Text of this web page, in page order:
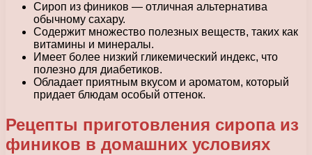
Сироп из фиников — отличная альтернатива
обычному сахару.
Содержит множество полезных веществ, таких как
витамины и минералы.
Имеет более низкий гликемический индекс, что
полезно для диабетиков.
Обладает приятным вкусом и ароматом, который
придает блюдам особый оттенок.
Рецепты приготовления сиропа из
фиников в домашних условиях